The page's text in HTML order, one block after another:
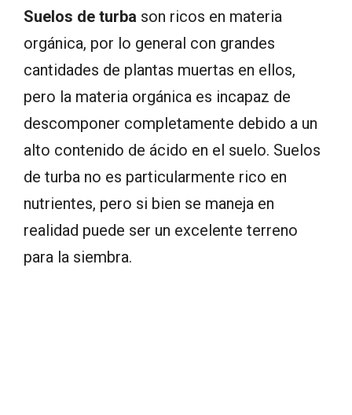
Suelos de turba son ricos en materia
orgánica, por lo general con grandes
cantidades de plantas muertas en ellos,
pero la materia orgánica es incapaz de
descomponer completamente debido a un
alto contenido de ácido en el suelo. Suelos
de turba no es particularmente rico en
nutrientes, pero si bien se maneja en
realidad puede ser un excelente terreno
para la siembra.